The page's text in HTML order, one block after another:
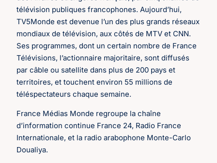
télévision publiques francophones. Aujourd’hui,
TV5Monde est devenue l’un des plus grands réseaux
mondiaux de télévision, aux côtés de MTV et CNN.
Ses programmes, dont un certain nombre de France
Télévisions, l’actionnaire majoritaire, sont diffusés
par câble ou satellite dans plus de 200 pays et
territoires, et touchent environ 55 millions de
téléspectateurs chaque semaine.
France Médias Monde regroupe la chaîne
d’information continue France 24, Radio France
Internationale, et la radio arabophone Monte-Carlo
Doualiya.